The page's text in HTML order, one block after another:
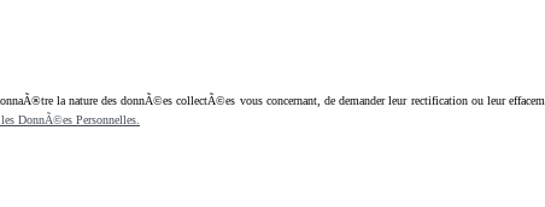
la nature des donnÃ©es collectÃ©es vous concernant, de demander leur rectification ou leur
DonnÃ©es Personnelles.